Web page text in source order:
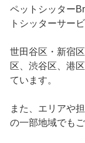
ペットシッター
トシッターサー
世田谷区・新宿
区、渋谷区、港
ています。
また、エリアや
の一部地域でも